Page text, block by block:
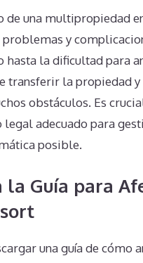
de una multipropiedad
y
hasta la dificultad para
transferir la propiedad
obstáculos. Es
legal adecuado para
posible.
la Guía para
una guía de